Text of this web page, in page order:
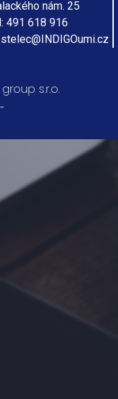
nám. 25
491 618 916
s.r.o.